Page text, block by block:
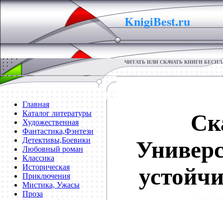
KnigiBest.ru
ЧИТАТЬ ИЛИ СКАЧАТЬ КНИГИ
Главная
Каталог литературы
Художественная
Фантастика,Фэнтези
Детективы,Боевики
Любовный роман
Классика
Историческая
Приключения
Мистика, Ужасы
Проза